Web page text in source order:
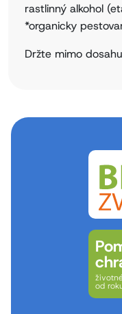
rastlinný alkohol
*organicky
Držte mimo
od